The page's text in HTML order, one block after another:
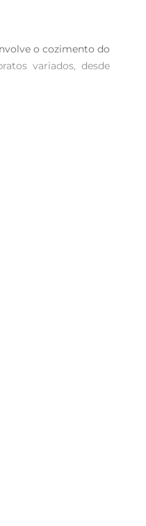
o cozimento do
variados, desde
dieta do dia a dia.
hermético para